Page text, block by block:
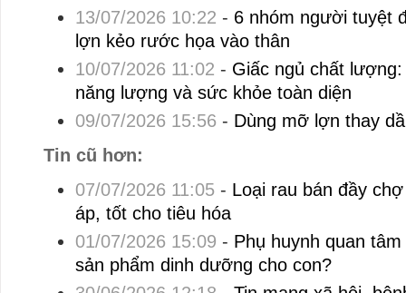
13/07/2026 10:22 - 6 nhóm người tuyệt
lợn kẻo rước họa vào thân
10/07/2026 11:02 - Giấc ngủ chất
năng lượng và sức khỏe toàn diện
09/07/2026 15:56 - Dùng mỡ lợn thay
Tin cũ hơn:
07/07/2026 11:05- Loại rau bán đầy
áp, tốt cho tiêu hóa
01/07/2026 15:09 - Phụ huynh quan
sản phẩm dinh dưỡng cho con?